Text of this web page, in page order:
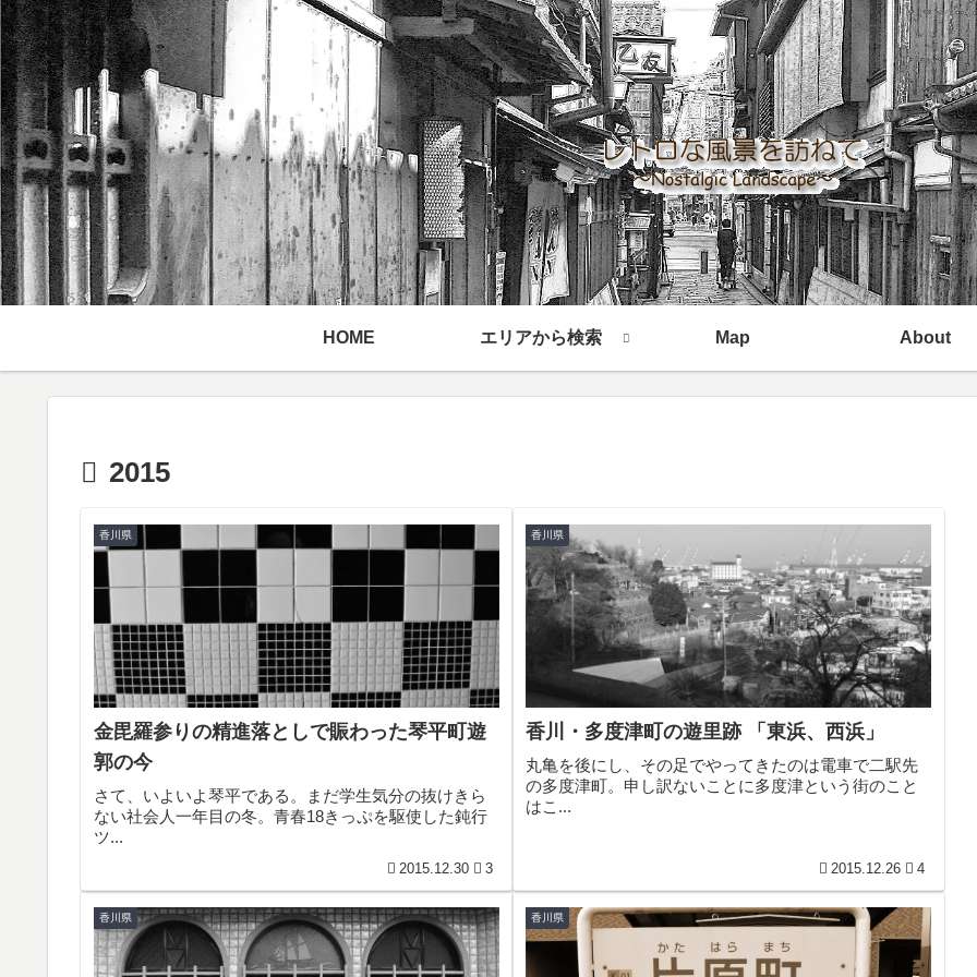
HOME エリアから検索 Map About
2015
香川県
金毘羅参りの精進落としで賑わった琴平町遊
郭の今
さて、いよいよ琴平である。まだ学生気分の抜けきら
ない社会人一年目の冬。青春18きっぷを駆使した鈍行
ツ...
2015.12.30 3
香川県
香川・多度津町の遊里跡 「東浜、西浜」
丸亀を後にし、その足でやってきたのは電車で二駅先
の多度津町。申し訳ないことに多度津という街のこと
はこ...
2015.12.26 4
香川県 香川県